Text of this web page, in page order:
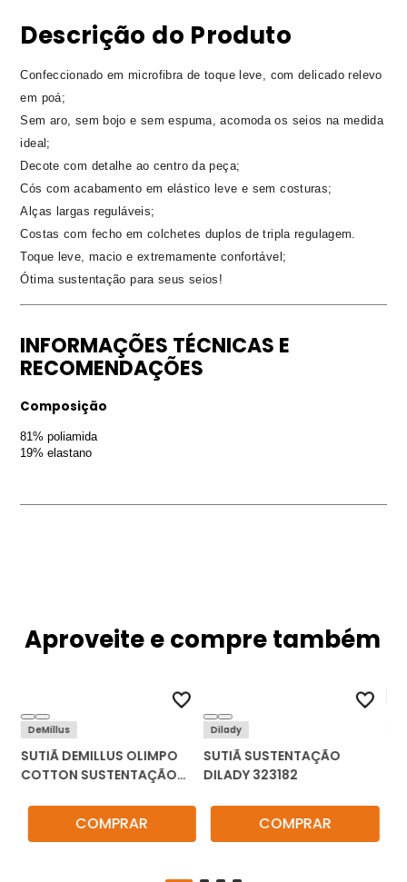
Descrição do Produto
Confeccionado em microfibra de toque leve, com delicado relevo
em poá;
Sem aro, sem bojo e sem espuma, acomoda os seios na medida
ideal;
Decote com detalhe ao centro da peça;
Cós com acabamento em elástico leve e sem costuras;
Alças largas reguláveis;
Costas com fecho em colchetes duplos de tripla regulagem.
Toque leve, macio e extremamente confortável;
Ótima sustentação para seus seios!
INFORMAÇÕES TÉCNICAS E
RECOMENDAÇÕES
Composição
81% poliamida
19% elastano
Aproveite e compre também
DeMillus
SUTIÃ DEMILLUS OLIMPO
COTTON SUSTENTAÇÃO
COMPRAR
Dilady
SUTIÃ SUSTENTAÇÃO
DILADY 323182
COMPRAR